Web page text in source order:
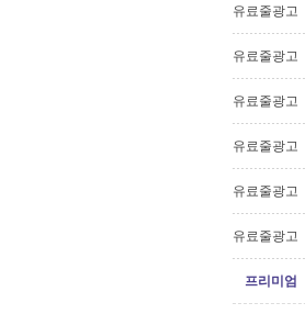
유료줄광고
유료줄광고
유료줄광고
유료줄광고
유료줄광고
유료줄광고
프리미엄